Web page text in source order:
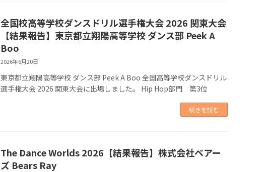
全国校高等学校ダンスドリル選手権大会 2026 関東大会
【結果報告】東京都立翔陽高等学校 ダンス部 Peek A
Boo
2026年6月20日
東京都立翔陽高等学校 ダンス部 Peek A Boo 全国高等学校ダンスドリル
選手権大会 2026 関東大会に出場しました。 Hip Hop部門 第3位
続きを読む
The Dance Worlds 2026【結果報告】株式会社ベアー
ズ Bears Ray